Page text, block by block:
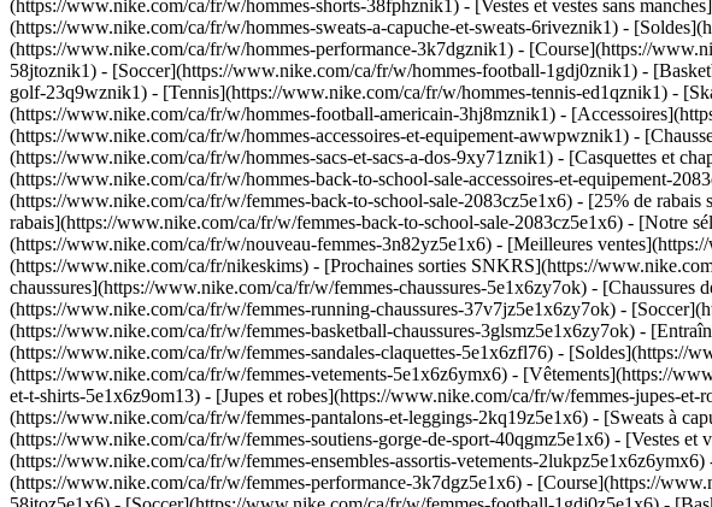
(https://www.nike.com/ca/fr/w/hommes-shorts-38fphznik1) - [Vestes et vestes sans
(https://www.nike.com/ca/fr/w/hommes-sweats-a-capuche-et-sweats-6riveznik1) -
(https://www.nike.com/ca/fr/w/hommes-performance-3k7dgznik1) - [Course](https://
58jtoznik1) - [Soccer](https://www.nike.com/ca/fr/w/hommes-football-1gdj0znik1) -
golf-23q9wznik1) - [Tennis](https://www.nike.com/ca/fr/w/hommes-tennis-ed1qznik1) -
(https://www.nike.com/ca/fr/w/hommes-football-americain-3hj8mznik1) -
(https://www.nike.com/ca/fr/w/hommes-accessoires-et-equipement-awwpwznik1) -
(https://www.nike.com/ca/fr/w/hommes-sacs-et-sacs-a-dos-9xy71znik1) - [Casquettes et
(https://www.nike.com/ca/fr/w/hommes-back-to-school-sale-accessoires-et-equipement-
(https://www.nike.com/ca/fr/w/femmes-back-to-school-sale-2083cz5e1x6) - [25% de
rabais](https://www.nike.com/ca/fr/w/femmes-back-to-school-sale-2083cz5e1x6) - [Notre
(https://www.nike.com/ca/fr/w/nouveau-femmes-3n82yz5e1x6) - [Meilleures
(https://www.nike.com/ca/fr/nikeskims) - [Prochaines sorties SNKRS](https://
chaussures](https://www.nike.com/ca/fr/w/femmes-chaussures-5e1x6zy7ok) -
(https://www.nike.com/ca/fr/w/femmes-running-chaussures-37v7jz5e1x6zy7ok) -
(https://www.nike.com/ca/fr/w/femmes-basketball-chaussures-3glsmz5e1x6zy7ok) -
(https://www.nike.com/ca/fr/w/femmes-sandales-claquettes-5e1x6zfl76) - [Soldes](https://
(https://www.nike.com/ca/fr/w/femmes-vetements-5e1x6z6ymx6) - [Vêtements](https://
et-t-shirts-5e1x6z9om13) - [Jupes et robes](https://www.nike.com/ca/fr/w/femmes-jupes-
(https://www.nike.com/ca/fr/w/femmes-pantalons-et-leggings-2kq19z5e1x6) - [Sweats à
(https://www.nike.com/ca/fr/w/femmes-soutiens-gorge-de-sport-40qgmz5e1x6) - [Vestes
(https://www.nike.com/ca/fr/w/femmes-ensembles-assortis-vetements-
(https://www.nike.com/ca/fr/w/femmes-performance-3k7dgz5e1x6) - [Course](https://